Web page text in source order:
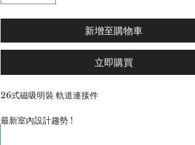
新增至購物車
立即購買
26式磁吸明裝 軌道連接件
最新室內設計趨勢 !